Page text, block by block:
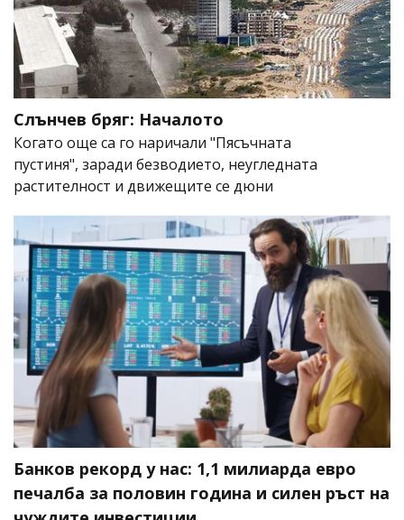
Слънчев бряг: Началото
Когато още са го наричали "Пясъчната
пустиня", заради безводието, неугледната
растителност и движещите се дюни
Банков рекорд у нас: 1,1 милиарда евро
печалба за половин година и силен ръст на